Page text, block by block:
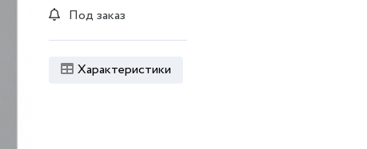
Под заказ
Характеристики